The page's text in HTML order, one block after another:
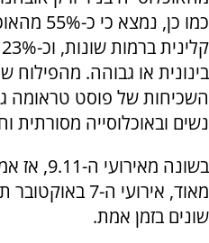
כמו כן,
בינונית או גבוהה. מהפילוח
השכיחות של פוסט טראומה
נשים ובאוכלוסייה מסורתית
בשונה מאירועי ה-9.11, אז
מאוד, אירועי ה-
שונים בזמן אמת.